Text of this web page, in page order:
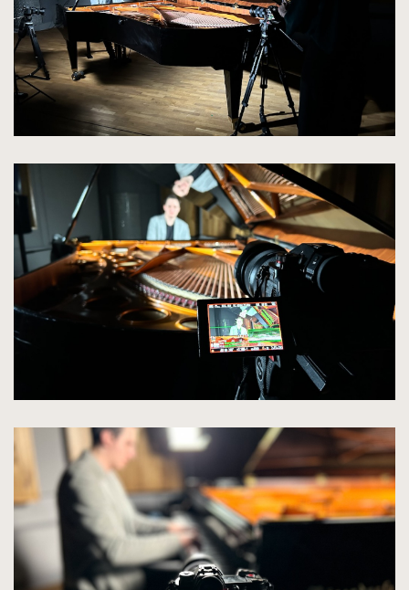
spowoduje
powiększenie
zdjęcia
rozmiarów
oryginalnych
spowoduje
powiększenie
rozmiarów
oryginalnych